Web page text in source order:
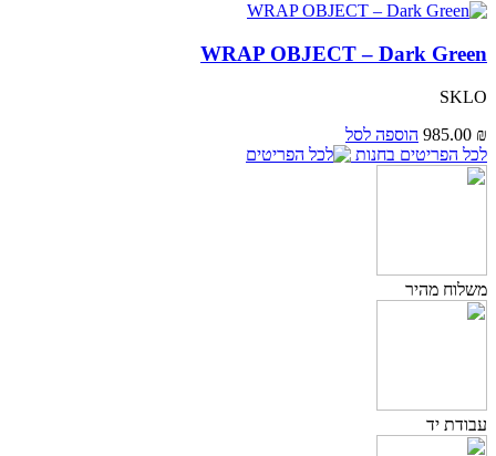
WRAP OBJECT – Dark Green
SKLO
985.00 ₪
הוספה לסל
לכל הפריטים בחנות
משלוח מהיר
עבודת יד